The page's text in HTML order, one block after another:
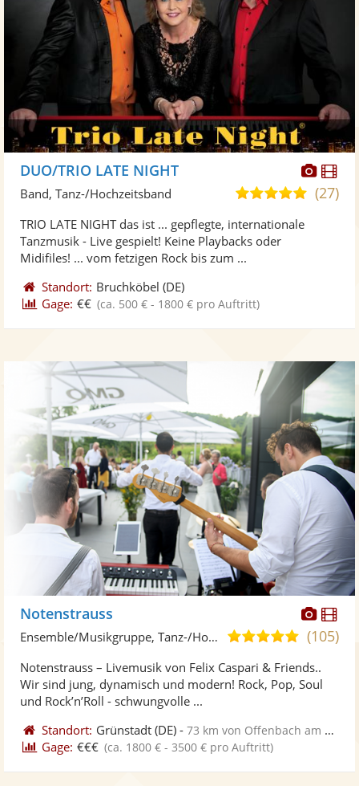
DUO/TRIO LATE NIGHT
4,9(27)
Band, Tanz-/Hochzeitsband
TRIO LATE NIGHT das ist ... gepflegte, internationale
Tanzmusik - Live gespielt! Keine Playbacks oder
Midifiles! ... vom fetzigen Rock bis zum ...
Standort: Bruchköbel (DE)
Gage: €€ (ca. 500 € - 1800 € pro Auftritt)
Fotos
Notenstrauss
5,0
5
(105)
Ensemble/Musikgruppe, Tanz-/Hochzeitsband
Notenstrauss – Livemusik von Felix Caspari & Friends..
Wir sind jung, dynamisch und modern! Rock, Pop, Soul
und Rock’n’Roll - schwungvolle ...
Standort: Grünstadt (DE) -73 km von Offenbach am Main
Gage: €€€ (ca. 1800 € - 3500 € pro Auftritt)